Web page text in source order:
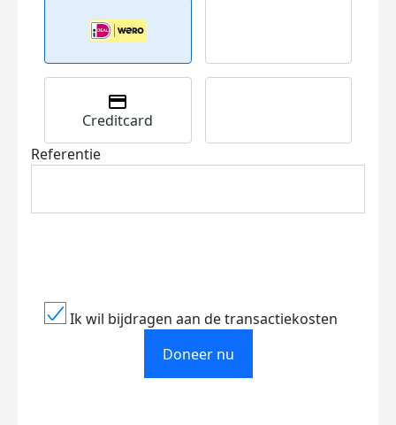
Creditcard
Referentie
Ik wil bijdragen aan de transactiekosten
Doneer nu